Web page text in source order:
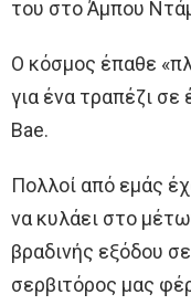
του στο Άμπου
Ο κόσμος έπαθε
για ένα τραπέζι σε
Bae.
Πολλοί από εμάς
να κυλάει στο
βραδινής εξόδου
σερβιτόρος μας